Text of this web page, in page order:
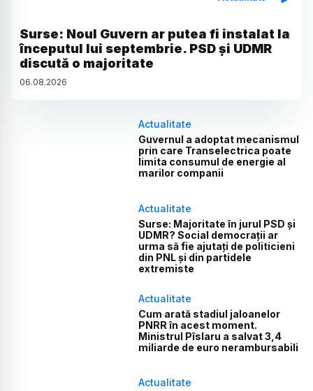
Surse: Noul Guvern ar putea fi instalat la
începutul lui septembrie. PSD și UDMR
discută o majoritate
06.08.2026
Actualitate
Guvernul a adoptat mecanismul
prin care Transelectrica poate
limita consumul de energie al
marilor companii
Actualitate
Surse: Majoritate în jurul PSD și
UDMR? Social democrații ar
urma să fie ajutați de politicieni
din PNL și din partidele
extremiste
Actualitate
Cum arată stadiul jaloanelor
PNRR în acest moment.
Ministrul Pîslaru a salvat 3,4
miliarde de euro nerambursabili
Actualitate